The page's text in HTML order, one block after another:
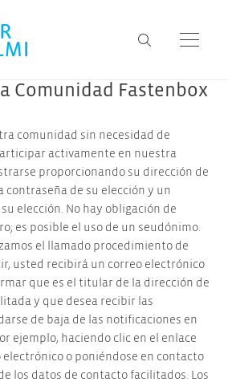
Comunidad Fastenbox
comunidad sin necesidad de
activamente en nuestra
proporcionando su dirección de
contraseña de su elección y un
elección. No hay obligación de
es posible el uso de un seudónimo.
el llamado procedimiento de
usted recibirá un correo electrónico
que es el titular de la dirección de
y que desea recibir las
de baja de las notificaciones en
ejemplo, haciendo clic en el enlace
o poniéndose en contacto
los datos de contacto facilitados. Los